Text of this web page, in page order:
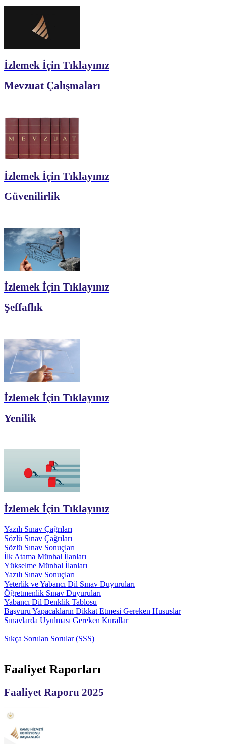
İzlemek İçin Tıklayınız
Mevzuat Çalışmaları
İzlemek İçin Tıklayınız
Güvenilirlik
İzlemek İçin Tıklayınız
Şeffaflık
İzlemek İçin Tıklayınız
Yenilik
İzlemek İçin Tıklayınız
Yazılı Sınav Çağrıları
Sözlü Sınav Çağrıları
Sözlü Sınav Sonuçları
İlk Atama Münhal İlanları
Yükselme Münhal İlanları
Yazılı Sınav Sonuçları
Yeterlik ve Yabancı Dil Sınav Duyuruları
Öğretmenlik Sınav Duyuruları
Yabancı Dil Denklik Tablosu
Başvuru Yapacakların Dikkat Etmesi Gereken Hususlar
Sınavlarda Uyulması Gereken Kurallar
Sıkça Sorulan Sorular (SSS)
Faaliyet Raporları
Faaliyet Raporu 2025